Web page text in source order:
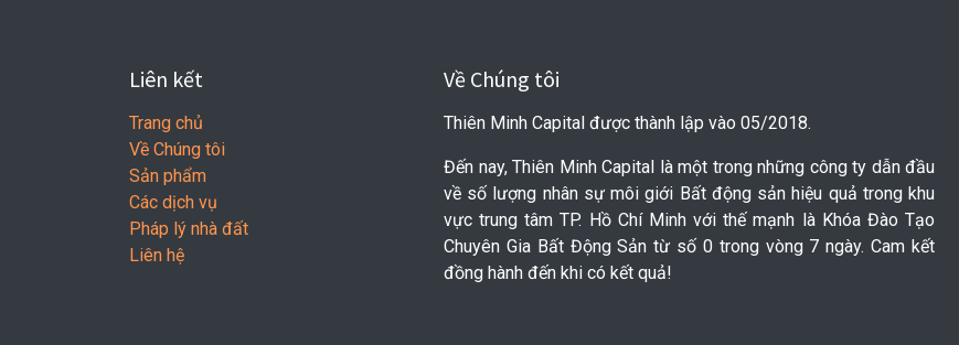
Liên kết
Trang chủ
Về Chúng tôi
Sản phẩm
Các dịch vụ
Pháp lý nhà đất
Liên hệ
Về Chúng tôi
Thiên Minh Capital được thành lập vào 05/2018.
Đến nay, Thiên Minh Capital là một trong những công ty dẫn đầu
về số lượng nhân sự môi giới Bất động sản hiệu quả trong khu
vực trung tâm TP. Hồ Chí Minh với thế mạnh là Khóa Đào Tạo
Chuyên Gia Bất Động Sản từ số 0 trong vòng 7 ngày. Cam kết
đồng hành đến khi có kết quả!